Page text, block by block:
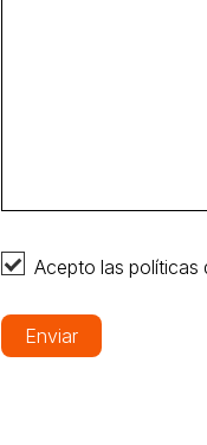
Acepto las políticas
Enviar